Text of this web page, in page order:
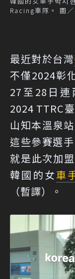
Racing車隊。 圖
最近對於台灣
不僅2024彰
27至28日連
2024 TTRC
山知本溫泉
這些參賽選
就是此次加盟
韓國的女車
（暫譯）。